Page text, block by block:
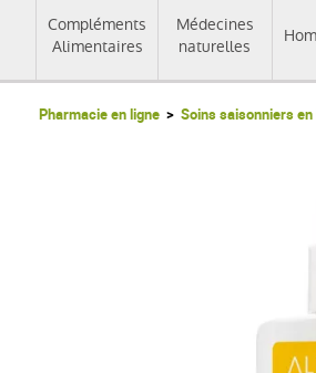
Compléments
Alimentaires
Médecines
naturelles
Pharmacie en ligne Soins saisonniers en